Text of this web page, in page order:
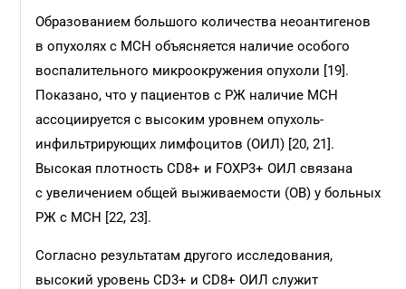
Образованием большого количества неоантигенов
в опухолях с МСН объясняется наличие особого
воспалительного микроокружения опухоли [19].
Показано, что у пациентов с РЖ наличие МСН
ассоци­ируется с высоким уровнем опухоль-
инфильтрирующих лимфоцитов (ОИЛ) [20, 21].
Высокая плотность CD8+ и FOXP3+ ОИЛ связана
с увеличением общей выживаемости (ОВ) у больных
РЖ с МСН [22, 23].
Согласно результатам другого исследования,
высокий уровень CD3+ и CD8+ ОИЛ служит